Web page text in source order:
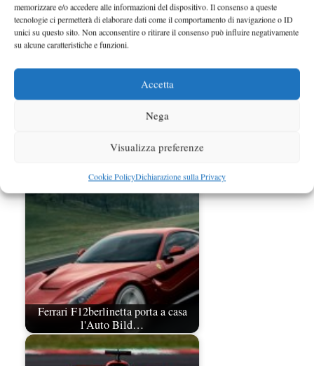
memorizzare e/o accedere alle informazioni del dispositivo. Il consenso a queste
tecnologie ci permetterà di elaborare dati come il comportamento di navigazione o ID
unici su questo sito. Non acconsentire o ritirare il consenso può influire negativamente
su alcune caratteristiche e funzioni.
Accetta
Nega
Visualizza preferenze
Cookie PolicyDichiarazione sulla Privacy
V6 e turbo nel futuro della Ferrari
Ferrari F12berlinetta porta a casa
l'Auto Bild…